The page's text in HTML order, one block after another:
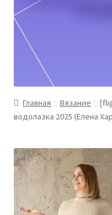
Главная Вязание
водолазка 2025 (Елена